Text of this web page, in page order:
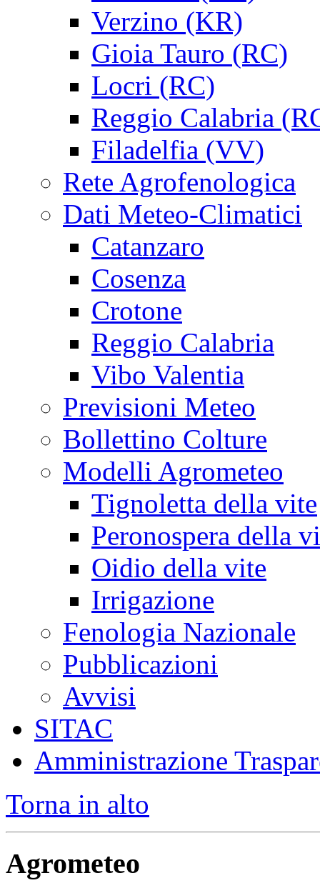
Verzino (KR)
Gioia Tauro (RC)
Locri (RC)
Reggio Calabria
Filadelfia (VV)
Rete Agrofenologica
Dati Meteo-Climatici
Catanzaro
Cosenza
Crotone
Reggio Calabria
Vibo Valentia
Previsioni Meteo
Bollettino Colture
Modelli Agrometeo
Tignoletta della vite
Peronospera della
Oidio della vite
Irrigazione
Fenologia Nazionale
Pubblicazioni
Avvisi
SITAC
Amministrazione
Torna in alto
Agrometeo